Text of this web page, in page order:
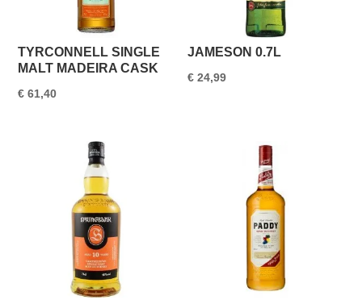
TYRCONNELL SINGLE
MALT MADEIRA CASK
€ 61,40
JAMESON 0.7L
€ 24,99